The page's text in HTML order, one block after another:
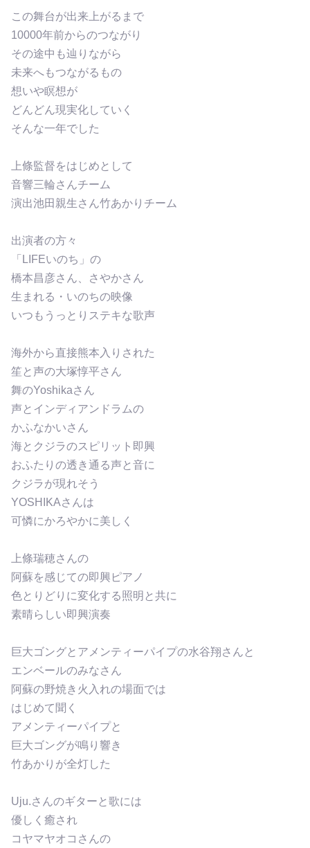
この舞台が出来上がるまで
10000年前からのつながり
その途中も辿りながら
未来へもつながるもの
想いや瞑想が
どんどん現実化していく
そんな一年でした
上條監督をはじめとして
音響三輪さんチーム
演出池田親生さん竹あかりチーム
出演者の方々
「LIFEいのち」の
橋本昌彦さん、さやかさん
生まれる・いのちの映像
いつもうっとりステキな歌声
海外から直接熊本入りされた
笙と声の大塚惇平さん
舞のYoshikaさん
声とインディアンドラムの
かふなかいさん
海とクジラのスピリット即興
おふたりの透き通る声と音に
クジラが現れそう
YOSHIKAさんは
可憐にかろやかに美しく
上條瑞穂さんの
阿蘇を感じての即興ピアノ
色とりどりに変化する照明と共に
素晴らしい即興演奏
巨大ゴングとアメンティーパイプの水谷翔さんと
エンベールのみなさん
阿蘇の野焼き火入れの場面では
はじめて聞く
アメンティーパイプと
巨大ゴングが鳴り響き
竹あかりが全灯した
Uju.さんのギターと歌には
優しく癒され
コヤマヤオコさんの